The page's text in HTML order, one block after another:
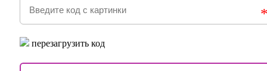
перезагрузить код